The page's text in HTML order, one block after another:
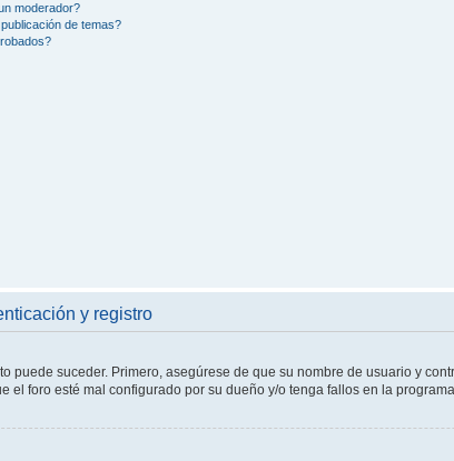
moderador?
de temas?
y registro
puede suceder. Primero, asegúrese de que su nombre de usuario y
el foro esté mal configurado por su dueño y/o tenga fallos en la